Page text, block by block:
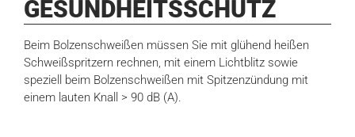
ESUNDHEITSSCHUTZ
Beim Bolzenschweißen müssen Sie mit glühend heißen
Schweißspritzern rechnen, mit einem Lichtblitz sowie
speziell beim Bolzenschweißen mit Spitzenzündung mit
einem lauten Knall > 90 dB (A).